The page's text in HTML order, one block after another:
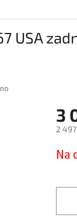
USA
3
2 497
cena:
Na